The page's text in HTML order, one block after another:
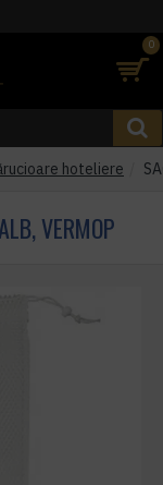
0
hoteliere
VERMOP